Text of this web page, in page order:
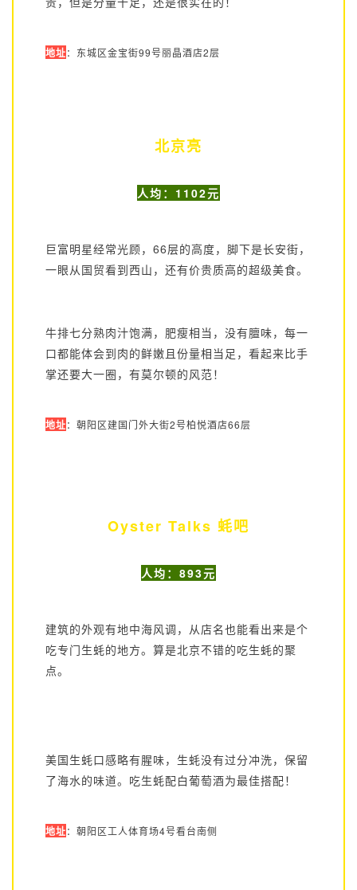
地址：东城区金宝街99号丽晶酒店2层
北京亮
人均：1102元
巨富明星经常光顾，66层的高度，脚下是长安街，
一眼从国贸看到西山，还有价贵质高的超级美食。
牛排七分熟肉汁饱满，肥瘦相当，没有膻味，每一
口都能体会到肉的鲜嫩且份量相当足，看起来比手
掌还要大一圈，有莫尔顿的风范！
地址：朝阳区建国门外大街2号柏悦酒店66层
Oyster Talks 蚝吧
人均：893元
建筑的外观有地中海风调，从店名也能看出来是个
吃专门生蚝的地方。算是北京不错的吃生蚝的聚
点。
美国生蚝口感略有腥味，生蚝没有过分冲洗，保留
了海水的味道。吃生蚝配白葡萄酒为最佳搭配！
地址：朝阳区工人体育场4号看台南侧